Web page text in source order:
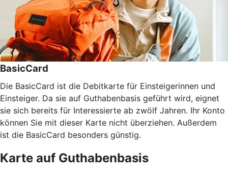
BasicCard
Die BasicCard ist die Debitkarte für Einsteigerinnen und
Einsteiger. Da sie auf Guthabenbasis geführt wird, eignet
sie sich bereits für Interessierte ab zwölf Jahren. Ihr Konto
können Sie mit dieser Karte nicht überziehen. Außerdem
ist die BasicCard besonders günstig.
Karte auf Guthabenbasis